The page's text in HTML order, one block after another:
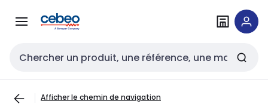
navigationau
Entrée de recherche
Afficher le chemin de navigation